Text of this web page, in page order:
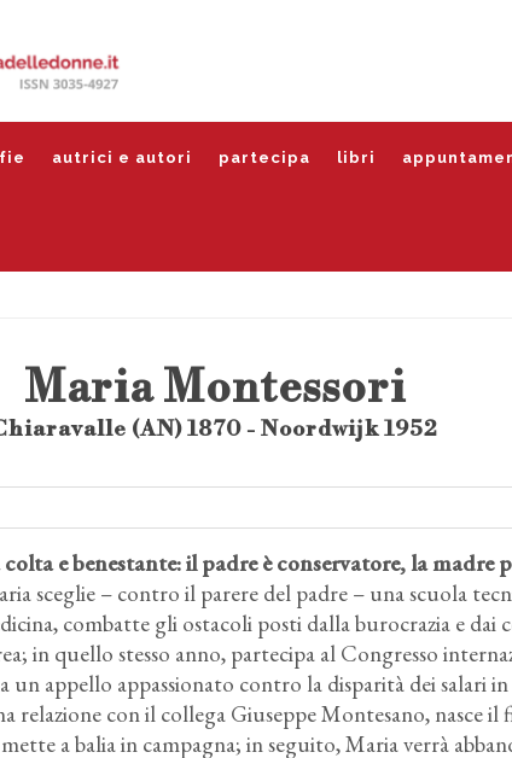
autrici e autori partecipa libri
Maria Montessori
(AN) 1870 - Noordwijk 1952
e benestante: il padre è conservatore, la madre
sceglie – contro il parere del padre – una scuola
combatte gli ostacoli posti dalla burocrazia e dai
in quello stesso anno, partecipa al Congresso
un appello appassionato contro la disparità dei salari
relazione con il collega Giuseppe Montesano, nasce
a balia in campagna; in seguito, Maria verrà